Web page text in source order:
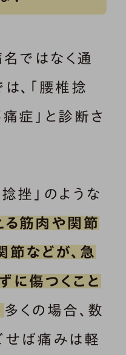
名ではなく通
、「腰椎捻
症」と診断さ
挫」のような
る筋肉や関節
節などが、急
に傷つくこと
多くの場合、数
せば痛みは軽